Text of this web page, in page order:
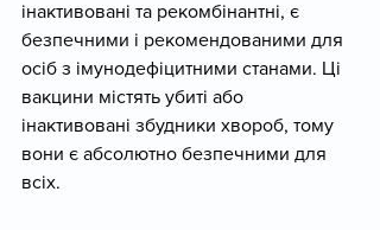
інактивовані та рекомбінантні, є
безпечними і рекомендованими для
осіб з імунодефіцитними станами. Ці
вакцини містять убиті або
інактивовані збудники хвороб, тому
вони є абсолютно безпечними для
всіх.